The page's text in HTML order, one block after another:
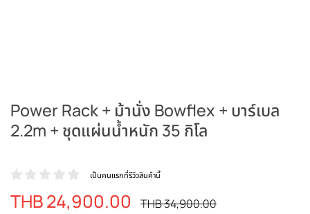
Power Rack + ม้านั่ง Bowflex + บาร์เบล
2.2m + ชุดแผ่นน้ำหนัก 35 กิโล
เป็นคนแรกที่รีวิวสินค้านี้
ราคา
THB 24,900.00
ราคา
THB 34,900.00